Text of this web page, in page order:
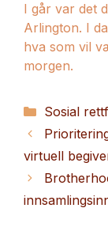
I går var det
Arlington. I
hva som vil
morgen.
Kategorier
Sosial
virtuell